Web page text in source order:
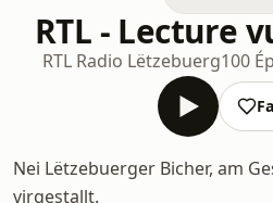
RTL - Lecture
RTL Radio Lëtzebuerg100
Nei Lëtzebuerger Bicher, am
virgestallt.